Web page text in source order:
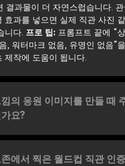
결과물이 더 자연스럽습니다.
효과를 넣으면 실제 직관 사진
니다. 프로 팁: 프롬프트 끝에 “
, 워터마크 없음, 유명인 없음”
제작에 도움이 됩니다.
의 응원 이미지를 만들 때
요?
에서 찍은 월드컵 직관 인